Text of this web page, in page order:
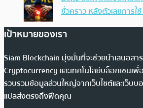
ชั่วคราว หลังตัวเลขการใ
เป้าหมายของเรา
Siam Blockchain มุ่งมั่นที่จะช่วยนำเสนอสา
Cryptocurrency และเทคโนโลยีบล็อกเชนเพื่
รวบรวมข้อมูลส่วนใหญ่จากเว็บไซต์และเว็บบ
แปลส่งตรงถึงฟีดคุณ